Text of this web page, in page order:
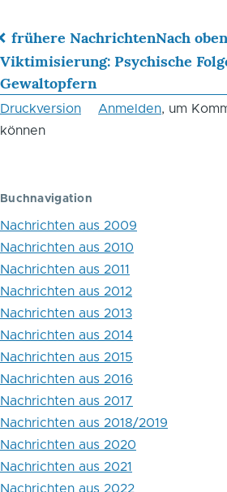
Links
für
das
Buch
"Wie
wirkt
Recht?"
-
Kongress
der
deutschsprachigen
Rechtssoziologie-
Vereinigungen
frühere NachrichtenNach oben
Viktimisierung: Psychische
Gewaltopfern
Druckversion Anmelden, um
können
Buchnavigation
Nachrichten aus 2009
Nachrichten aus 2010
Nachrichten aus 2011
Nachrichten aus 2012
Nachrichten aus 2013
Nachrichten aus 2014
Nachrichten aus 2015
Nachrichten aus 2016
Nachrichten aus 2017
Nachrichten aus 2018/2019
Nachrichten aus 2020
Nachrichten aus 2021
Nachrichten aus 2022